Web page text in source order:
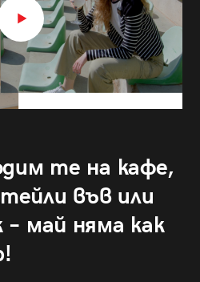
те на кафе,
във или
– май няма как